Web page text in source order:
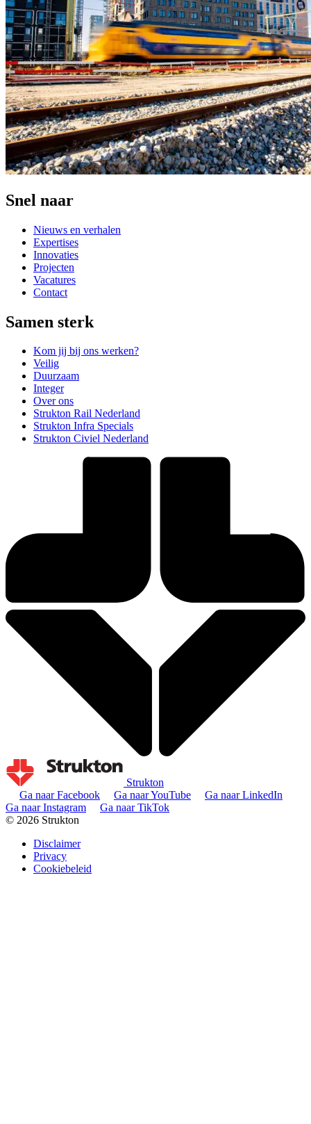
Snel naar
Nieuws en verhalen
Expertises
Innovaties
Projecten
Vacatures
Contact
Samen sterk
Kom jij bij ons werken?
Veilig
Duurzaam
Integer
Over ons
Strukton Rail Nederland
Strukton Infra Specials
Strukton Civiel Nederland
Strukton
Ga naar Facebook
Ga naar YouTube
Ga naar LinkedIn
Ga naar Instagram
Ga naar TikTok
© 2026 Strukton
Disclaimer
Privacy
Cookiebeleid